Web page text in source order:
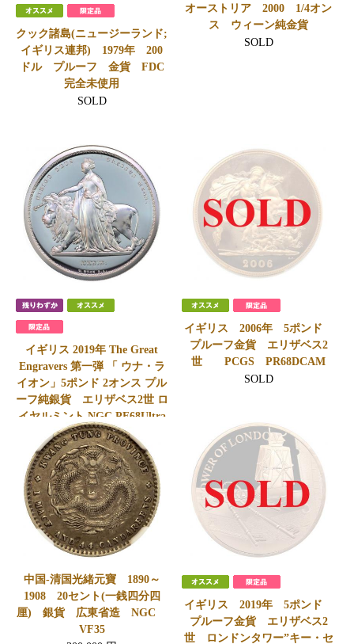
クック諸島(ニュージーランド;
イギリス連邦) 1979年 200
ドル プルーフ 金貨 FDC
完全未使用
SOLD
オーストリア 2000 1/4オン
ス ウィーン純金貨
SOLD
イギリス 2019年 The Great
Engravers 第一弾 「 ウナ・ラ
イオン」5ポンド 2オンス プル
ーフ純銀貨 エリザベス2世 ロ
イヤルミント NGC PF68Ultra
Cameo
800,000円
会員価格 780,000円
イギリス 2006年 5ポンド
プルーフ金貨 エリザベス2
世 PCGS PR68DCAM
SOLD
中国-清国光緒元寶 1890～
1908 20セント(一銭四分四
厘) 銀貨 広東省造 NGC
VF35
イギリス 2019年 5ポンド
プルーフ金貨 エリザベス2
世 ロンドンタワー”キー・セ